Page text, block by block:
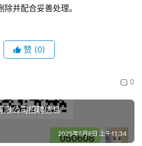
并配合妥善处理。
赞 (0)
0
限公司招聘信息
2025年5月6日 上午11:34